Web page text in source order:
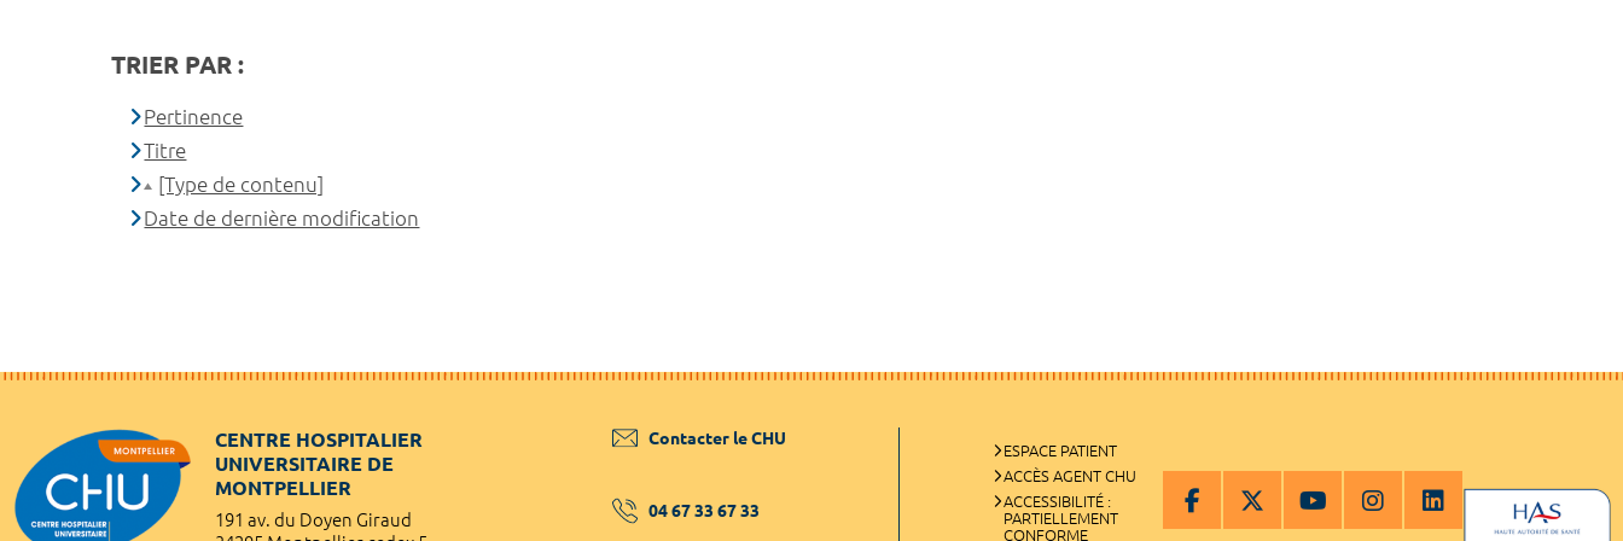
TRIER PAR :
Pertinence
Titre
[Type de contenu]
Date de dernière modification
CENTRE HOSPITALIER
UNIVERSITAIRE DE
MONTPELLIER
191 av. du Doyen Giraud
Contacter le CHU
04 67 33 67 33
ESPACE PATIENT
ACCÈS AGENT CHU
ACCESSIBILITÉ :
PARTIELLEMENT
CONFORME